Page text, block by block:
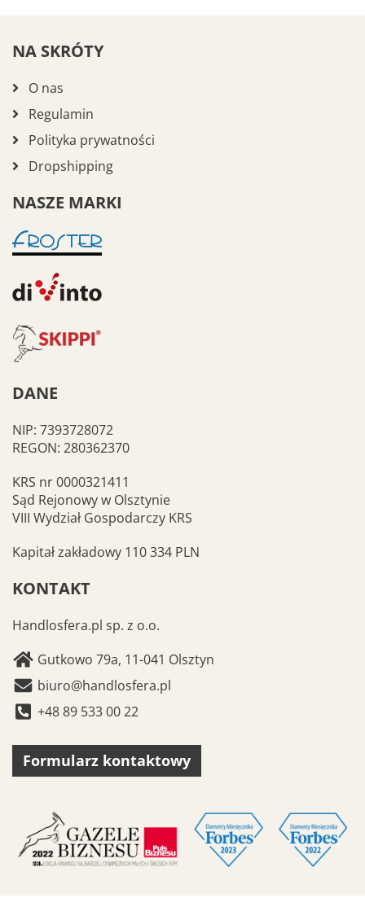
NA SKRÓTY
O nas
Regulamin
Polityka prywatności
Dropshipping
NASZE MARKI
DANE
NIP: 7393728072
REGON: 280362370
KRS nr 0000321411
Sąd Rejonowy w Olsztynie
VIII Wydział Gospodarczy KRS
Kapitał zakładowy 110 334 PLN
KONTAKT
Handlosfera.pl sp. z o.o.
Gutkowo 79a, 11-041 Olsztyn
biuro@handlosfera.pl
+48 89 533 00 22
Formularz kontaktowy